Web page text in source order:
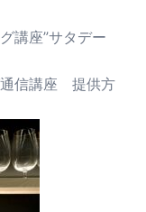
講座”サタデー
通信講座 提供方